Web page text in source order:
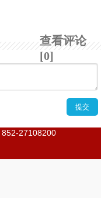
查看评论
[0]
852-27108200